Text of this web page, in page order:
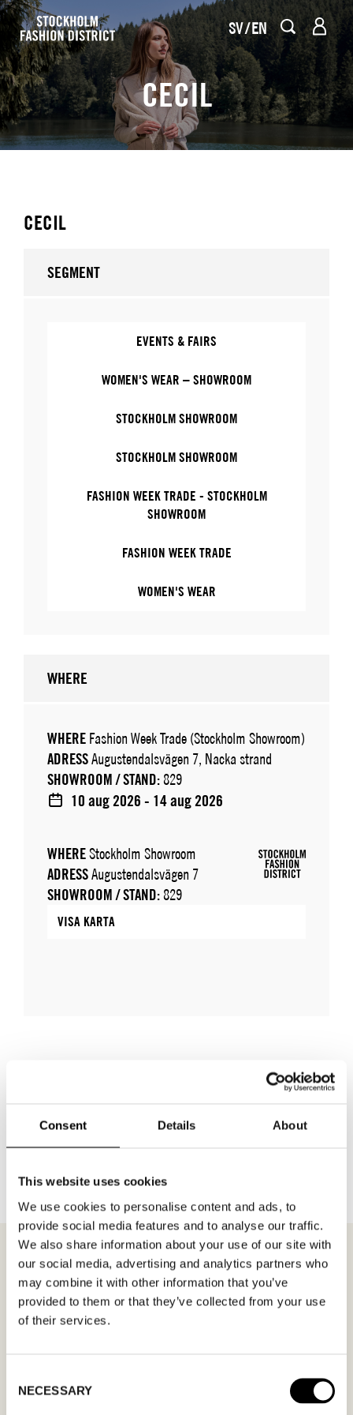
Consent Details About
This website uses cookies
We use cookies to personalise content and ads, to
provide social media features and to analyse our traffic.
We also share information about your use of our site with
our social media, advertising and analytics partners who
may combine it with other information that you’ve
provided to them or that they’ve collected from your use
of their services.
Selection
NECESSARY
SV EN
CECIL
CECIL
SEGMENT
EVENTS & FAIRS
WOMEN'S WEAR – SHOWROOM
STOCKHOLM SHOWROOM
STOCKHOLM SHOWROOM
FASHION WEEK TRADE - STOCKHOLM
SHOWROOM
FASHION WEEK TRADE
WOMEN'S WEAR
WHERE
WHERE Fashion Week Trade (Stockholm Showroom)
ADRESSAugustendalsvägen 7, Nacka strand
SHOWROOM / STAND:829
10 aug 2026 - 14 aug 2026
WHEREStockholm Showroom
ADRESSAugustendalsvägen 7
SHOWROOM / STAND:829
VISA KARTA
MÖTESFÖRFRÅGANCECIL
mailadress korrekt för att bekräftelsen ska nå